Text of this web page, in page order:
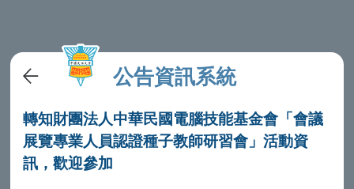
公告資訊系統
轉知財團法人中華民國電腦技能基金會「會議
展覽專業人員認證種子教師研習會」活動資
訊，歡迎參加